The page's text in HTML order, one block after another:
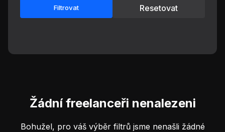
Filtrovat Resetovat
Žádní freelanceři nenalezeni
Bohužel, pro váš výběr filtrů jsme nenašli žádné